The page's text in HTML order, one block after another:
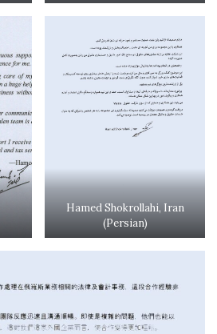
Hamed Shokrollahi, Iran
(Persian)